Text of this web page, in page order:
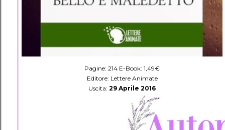
Pagine: 214 E-Book: 1,49€
Editore: Lettere Animate
Uscita: 29 Aprile 2016